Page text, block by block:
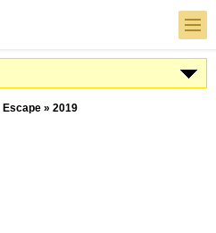
Escape » 2019